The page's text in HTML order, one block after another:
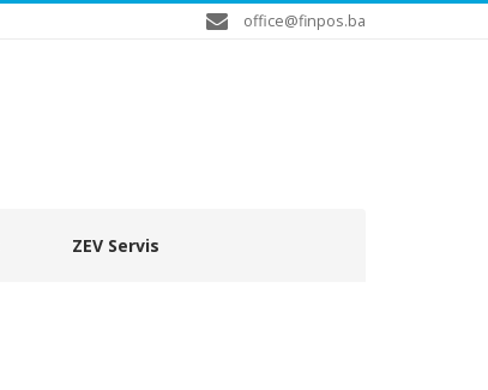
office@finpos.ba
ZEV Servis